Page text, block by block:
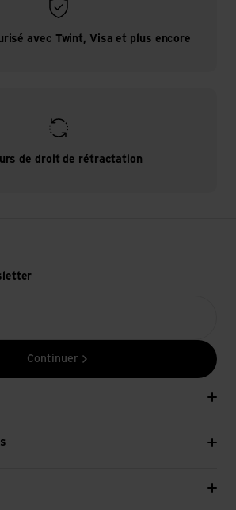
avec Twint, Visa et plus encore
de droit de rétractation
Continuer